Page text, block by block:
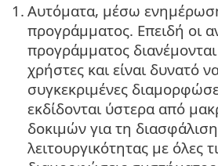
1. Αυτόματα, μέσω
προγράμματος. Επειδή οι
προγράμματος
χρήστες και είναι δυνατό
συγκεκριμένες
εκδίδονται ύστερα από
δοκιμών για τη
λειτουργικότητας με όλες